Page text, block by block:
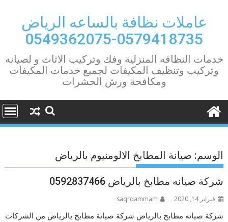
contentعاملات نظافة بالساعه الرياض
0579418735-0549362075
خدمات النظافه المنزلية وفك وتركيب الاثاث و لصيانه
وتركيب وتنظيف المكيفات لجميع خدمات المكيفات
ومكافحة ورش الحشرات
الوسم: صيانة المطابخ الالومنيوم بالرياض
شركة صيانه مطابخ بالرياض 0592837466
فبراير 14, 2020 saqrdammam
شركة صيانه مطابخ بالرياض شركة صيانة مطابخ بالرياض من الشركات